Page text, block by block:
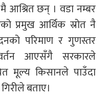
आश्रित छन् । वडा नम्बर
प्रमुख आर्थिक स्रोत नै
परिमाण र गुणस्तर
आएसँगै सरकारले
मूल्य किसानले पाउँदा
बताए।